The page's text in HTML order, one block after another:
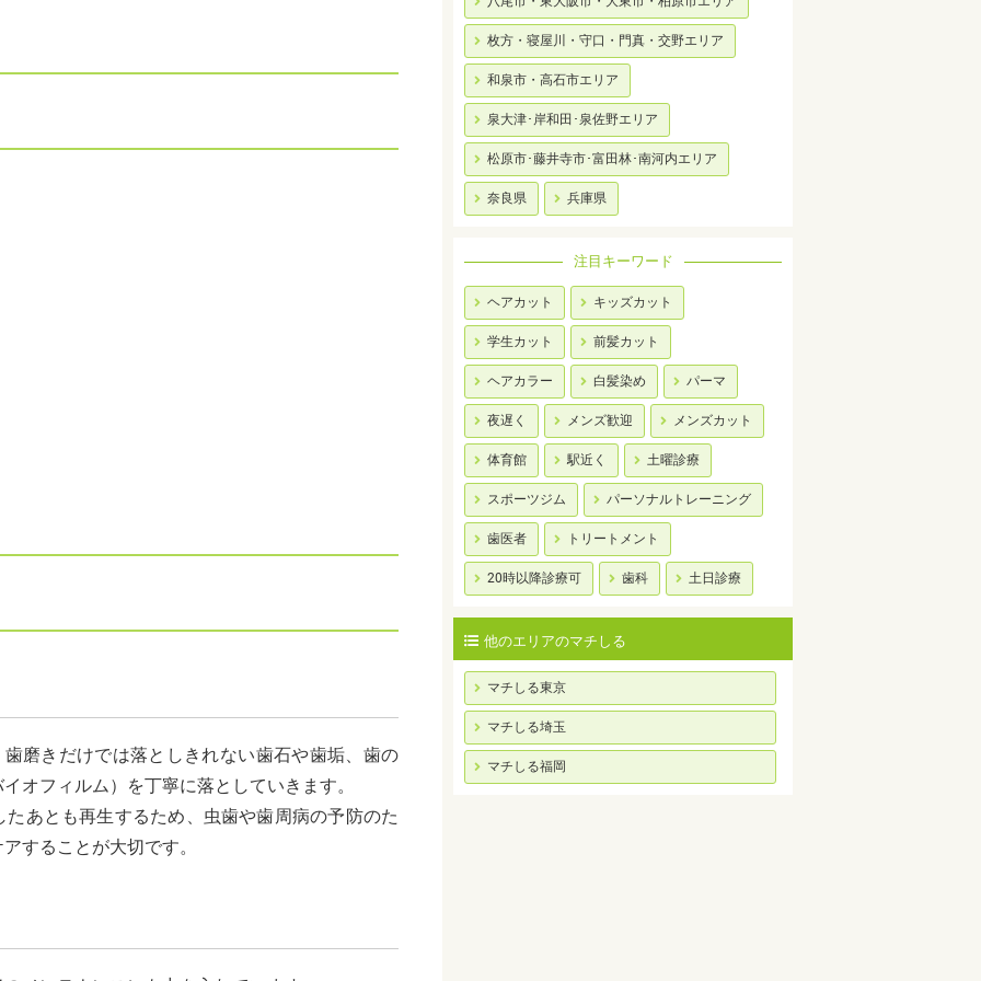
磨きだけでは落としきれない歯石や歯垢、歯の
オフィルム）を丁寧に落としていきます。
あとも再生するため、虫歯や歯周病の予防のた
することが大切です。
枚方・寝屋川・守口・門真・交野エリア
和泉市・高石市エリア
泉大津･岸和田･泉佐野エリア
松原市･藤井寺市･富田林･南河内エリア
奈良県 兵庫県
注目キーワード
ヘアカット キッズカット
学生カット 前髪カット
ヘアカラー 白髪染め パーマ
夜遅く メンズ歓迎 メンズカット
体育館 駅近く 土曜診療
スポーツジム パーソナルトレーニング
歯医者 トリートメント
20時以降診療可 歯科 土日診療
他のエリアのマチしる
マチしる東京
マチしる埼玉
マチしる福岡